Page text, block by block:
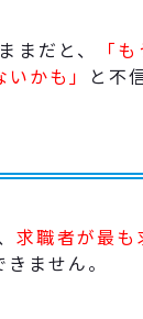
まだと、
「
かも」
と不
求職者が最
ません。